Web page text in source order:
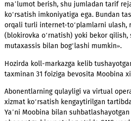
Mobiuz Abonentlarga xizmat
Kimning so‘lariga ko‘ra:
"Moobina’ni joriy etishning hozirgi
abonentni aniqlash (FIO va
qoldig‘i va raqam holatini
ko‘rsatish imkoniyatiga ega.
orqali turli internet-to‘plamlarni